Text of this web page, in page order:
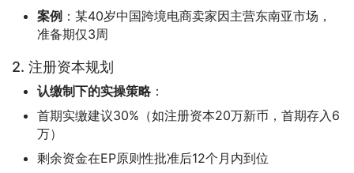
案例 ：某40岁中国跨境电商卖家因主营东南亚市场，
准备期仅3周
2. 注册资本规划
认缴制下的实操策略：
首期实缴建议30%（如注册资本20万新币，首期存入6
万）
剩余资金在EP原则性批准后12个月内到位